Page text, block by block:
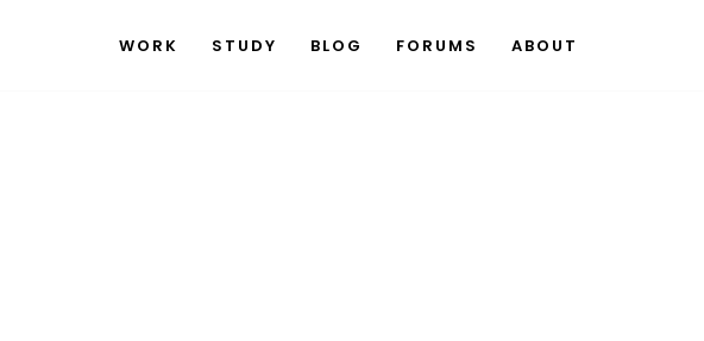
WORK STUDY BLOG FORUMS ABOUT